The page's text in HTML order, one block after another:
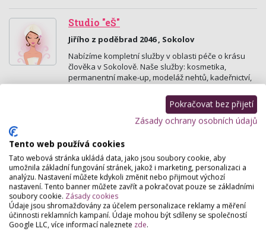
Studio "eŠ"
Jiřího z poděbrad 2046 , Sokolov
Nabízíme kompletní služby v oblasti péče o krásu
člověka v Sokolově. Naše služby: kosmetika,
permanentní make-up, modeláž nehtů, kadeřnictví,
Beauty&Health Studio
Vítejte v Beauty&Health Studiu - Vaší úžasné oáze
pro komplexní péči o pleť, která Vás doslova
okouzlí!
Kosmetika Dagmar Michálková
Osvobozená 126, Klášterec Nad Ohří
Pokračovat bez přijetí
Zásady ochrany osobních údajů
Tento web používá cookies
Tato webová stránka ukládá data, jako jsou soubory cookie, aby
umožnila základní fungování stránek, jakož i marketing, personalizaci a
analýzu. Nastavení můžete kdykoli změnit nebo přijmout výchozí
nastavení. Tento banner můžete zavřít a pokračovat pouze se základními
soubory cookie. Zásady cookies
Údaje jsou shromažďovány za účelem personalizace reklamy a měření
účinnosti reklamních kampaní. Údaje mohou být sdíleny se společností
Google LLC, více informací naleznete zde.